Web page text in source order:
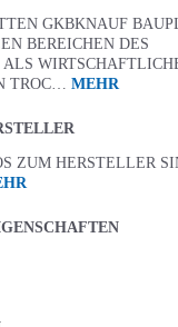
GKBKNAUF
BEREICHEN DES
TROC… MEHR
ZUM HERSTELLER